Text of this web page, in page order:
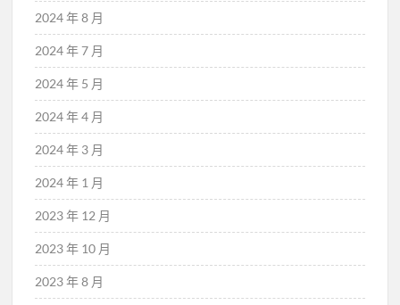
2024 年 8 月
2024 年 7 月
2024 年 5 月
2024 年 4 月
2024 年 3 月
2024 年 1 月
2023 年 12 月
2023 年 10 月
2023 年 8 月